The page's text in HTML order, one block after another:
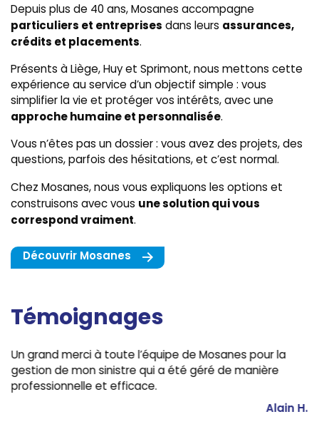
Depuis plus de 40 ans, Mosanes accompagne
particuliers et entreprises dans leurs assurances,
crédits et placements.
Présents à Liège, Huy et Sprimont, nous mettons cette
expérience au service d’un objectif simple : vous
simplifier la vie et protéger vos intérêts, avec une
approche humaine et personnalisée.
Vous n’êtes pas un dossier : vous avez des projets, des
questions, parfois des hésitations, et c’est normal.
Chez Mosanes, nous vous expliquons les options et
construisons avec vous une solution qui vous
correspond vraiment.
Découvrir Mosanes
Témoignages
Un grand merci à toute l’équipe de Mosanes pour la
gestion de mon sinistre qui a été géré de manière
professionnelle et efficace.
Alain H.